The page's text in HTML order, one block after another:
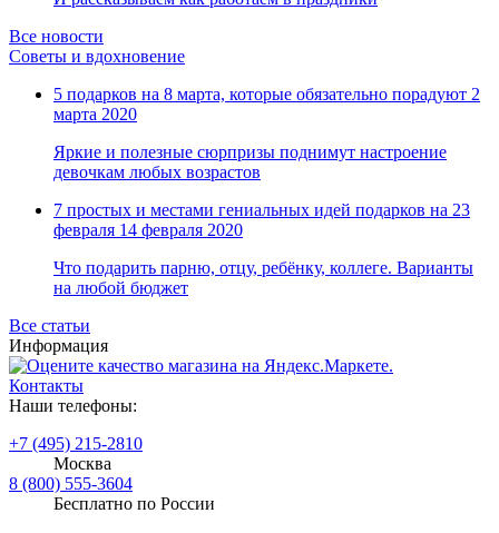
Все новости
Советы и вдохновение
5 подарков на 8 марта, которые обязательно порадуют 2
марта 2020
Яркие и полезные сюрпризы поднимут настроение
девочкам любых возрастов
7 простых и местами гениальных идей подарков на 23
февраля 14 февраля 2020
Что подарить парню, отцу, ребёнку, коллеге. Варианты
на любой бюджет
Все статьи
Информация
Контакты
Наши телефоны:
+7 (495) 215-2810
Москва
8 (800) 555-3604
Бесплатно по России